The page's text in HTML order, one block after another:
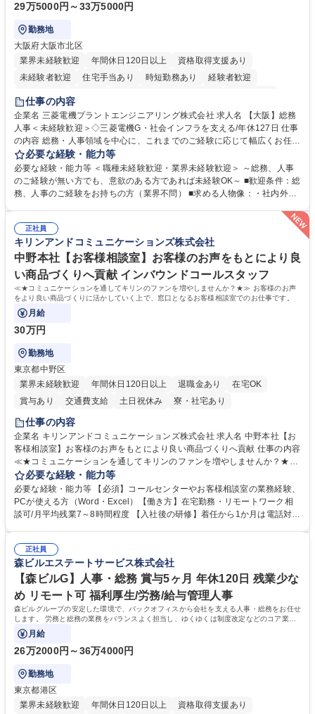
29万5000円～33万5000円
勤務地
大阪府大阪市北区
業界未経験歓迎
年間休日120日以上
資格取得支援あり
未経験者歓迎
住宅手当あり 時短勤務あり
経験者歓迎
退職金あり
駅近5分以内
土日祝休み 服装自由 寮・社宅あり 食事補助あり
仕事の内容
企業名 三菱電機プラントエンジニアリング株式会社 求人名 【大阪】総務
人事＜未経験歓迎＞◇三菱電機G・社会インフラを支える/年休127日 仕事
の内容 総務・人事領域を中心に、これまでのご経験に応じて幅広くお任せ
します。 ＜具体的には＞ ・総務/人事労務（給与・社保・勤怠管理など）
・採用・教育研修 ・福利厚生運用 など ※基本的には事務所勤務ですが、
採用や教育等の業務内容により、関西圏以外への日帰り・宿泊を伴う国内
出張もございます。 ※担当業務を持ちつつ、お互いに助け合いながら、総
総務人事＜未経験歓迎＞◇三菱電機G・社会インフラを支える/年休127日
必要な経験・能力等
必要な経験・能力等 ＜職種未経験歓迎・業界未経験歓迎＞ ～総務、人事
のご経験が無い方でも、意欲のある方であれば未経験OK～ ■歓迎条件：総
務、人事のご経験をお持ちの方（業界不問） ■求める人物像：・社内外の
ミュニケーション能力を持っている方 ・人事総務領域に興味がありゼネラ
正社員
キリンアンドコミュニケーションズ株式会社
中野本社【お客様相談室】お客様のお声をもとにより良
い商品づくりへ貢献 インバウンドコールスタッフ
≪★コミュニケーションを通してキリンのファンを増やしませんか？★≫ お客様のお声
をより良い商品づくりに活かしていく上で、窓口となるお客様相談室でのお仕事です。
月給
30万円
勤務地
東京都中野区
業界未経験歓迎
年間休日120日以上 退職金あり
在宅OK
賞与あり
交通費支給 土日祝休み 寮・社宅あり
仕事の内容
企業名 キリンアンドコミュニケーションズ株式会社 求人名 中野本社【お
客様相談室】お客様のお声をもとにより良い商品づくりへ貢献 仕事の内容
≪★コミュニケーションを通してキリンのファンを増やしませんか？★≫
お客様のお声をより良い商品づくりに活かしていく上で、窓口となるお客
様相談室でのお仕事です。 日々お客様からいただくキリングループへのご
意見を、企業活動に活かしています。お客様からの声に迅速かつ誠意をも
って対応、情報提供するとともにグループ内活動に反映しています。 【具
平均100件前後■メール・手紙：同上40件前後 募集職種 中野本社【お客様
相談室】お客様のお声をもとにより良い商品づくりへ貢献
必要な経験・能力等
必要な経験・能力等 【必須】コールセンターやお客様相談室の業務経験、
PCが使える方（Word・Excel）【働き方】在宅勤務・リモートワーク相
談可/月平均残業7～8時間程度 【入社後の研修】着任から1か月は電話対応
すのでご安心ください。 【当社について】キリングループの広報機能を担
う会社として、お客様との出会いを大切にし、磨き上げたホスピタリティ
を込めてコミュニケーションをとりながら広報関連業務を行っておりま
す。 学歴・資格 学歴：大学院 大学 高専 短大 専修学校 高校 語学力： 資
格：
正社員
森ビルエステートサービス株式会社
【森ビルG】人事・総務 賞与5ヶ月 年休120日 残業少な
め リモート可 福利厚生/労務/給与管理人事
森ビルグループの安定した環境で、バックオフィスから会社を支える人事・総務をお任せ
します。 労務と総務の業務をバランスよく担当し、ゆくゆくは制度改定などのコア業務
にも挑戦できる、やりがいある環境です。
月給
26万2000円～36万4000円
勤務地
東京都港区
業界未経験歓迎
年間休日120日以上 資格取得支援あり